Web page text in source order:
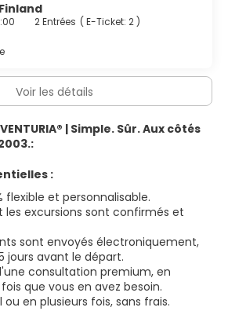
2 Entrées ( E-Ticket: 2 )
Voir les détails
| Simple. Sûr. Aux côtés
:
flexible et personnalisable.
les excursions sont confirmés et
sont envoyés électroniquement,
jours avant le départ.
consultation premium, en
que vous en avez besoin.
en plusieurs fois, sans frais.